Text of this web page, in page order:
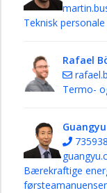
Teknisk personale
Rafael
Termo-
Bærekraftige
førsteamanuenser